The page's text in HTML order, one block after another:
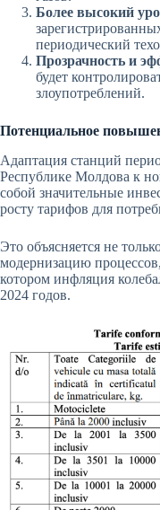
Более высокий
периодический
Прозрачность и
будет
злоупотреблений.
Потенциальное
Адаптация станций
Республике Молдова к
собой значительные
росту тарифов для
Это объясняется не
модернизацию
котором инфляция
2024 годов.